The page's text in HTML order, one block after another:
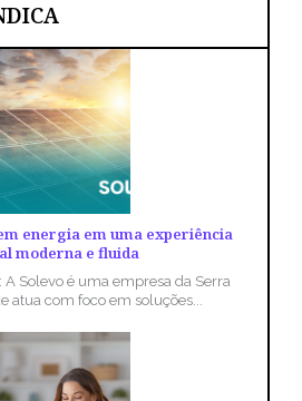
energia em uma experiência
moderna e fluida
A Solevo é uma empresa da Serra
atua com foco em soluções...